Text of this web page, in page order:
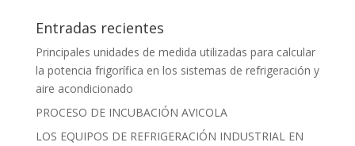
Entradas recientes
Principales unidades de medida utilizadas para calcular
la potencia frigorífica en los sistemas de refrigeración y
aire acondicionado
PROCESO DE INCUBACIÓN AVICOLA
LOS EQUIPOS DE REFRIGERACIÓN INDUSTRIAL EN